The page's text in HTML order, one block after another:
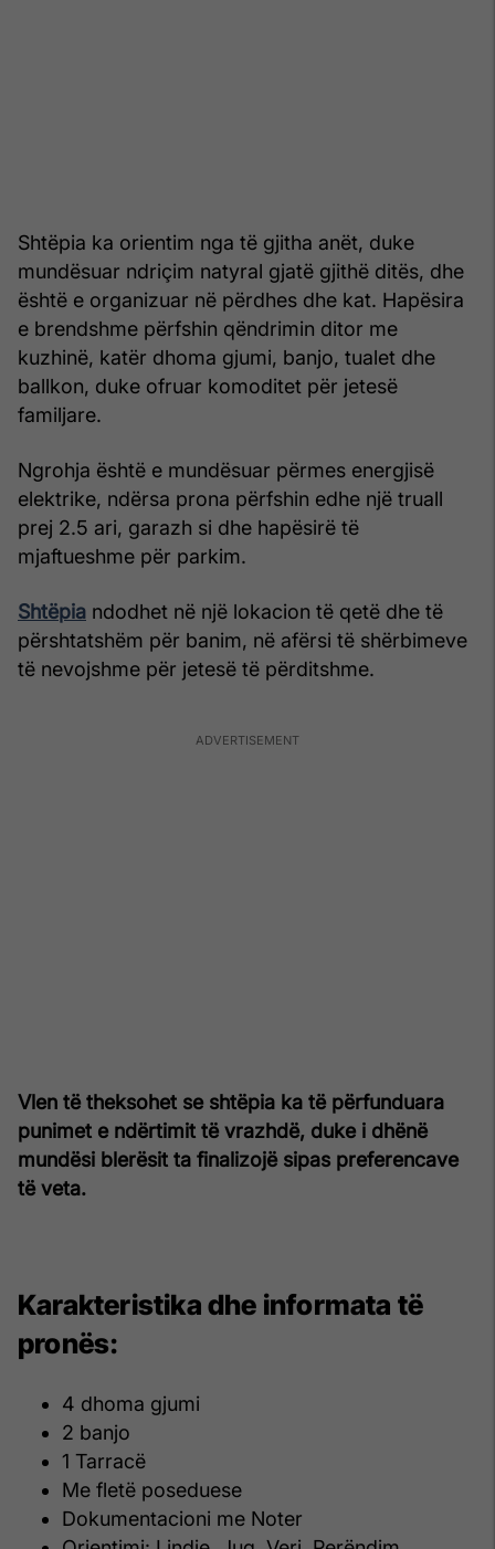
Shtëpia ka orientim nga të gjitha anët, duke
mundësuar ndriçim natyral gjatë gjithë ditës, dhe
është e organizuar në përdhes dhe kat. Hapësira
e brendshme përfshin qëndrimin ditor me
kuzhinë, katër dhoma gjumi, banjo, tualet dhe
ballkon, duke ofruar komoditet për jetesë
familjare.
Ngrohja është e mundësuar përmes energjisë
elektrike, ndërsa prona përfshin edhe një truall
prej 2.5 ari, garazh si dhe hapësirë të
mjaftueshme për parkim.
Shtëpia ndodhet në një lokacion të qetë dhe të
përshtatshëm për banim, në afërsi të shërbimeve
të nevojshme për jetesë të përditshme.
Vlen të theksohet se shtëpia ka të përfunduara
punimet e ndërtimit të vrazhdë, duke i dhënë
mundësi blerësit ta finalizojë sipas preferencave
të veta.
Karakteristika dhe informata të
pronës:
4 dhoma gjumi
2 banjo
1 Tarracë
Me fletë poseduese
Dokumentacioni me Noter